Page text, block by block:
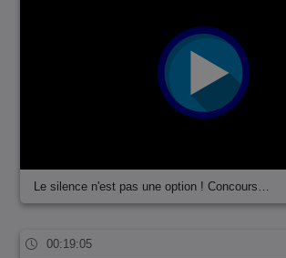
Le silence n'est pas une option ! Concours…
00:19:05